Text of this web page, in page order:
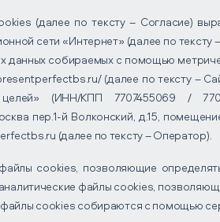
(далее по тексту – Согласие)
сети «Интернет» (далее по тексту
данных собираемых с помощью
(далее по тексту –
целей» (ИНН/КПП 7707455069 /
пер.1-й Волконский, д.15,
(далее по тексту – Оператор).
cookies, позволяющие
файлы cookies,
файлы cookies собираются с помощью